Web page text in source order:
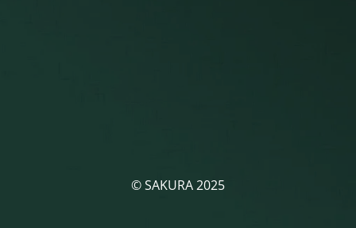
© SAKURA 2025